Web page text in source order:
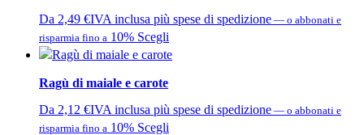
Da 2,49 €IVA inclusa più spese di spedizione — o abbonati e
risparmia fino a 10% Scegli
prodotto
varianti.
Ragù di maiale e carote
Da 2,12 €IVA inclusa più spese di spedizione — o abbonati e
risparmia fino a 10% Scegli